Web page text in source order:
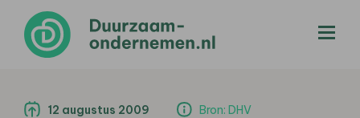
12 augustus 2009 Bron: DHV